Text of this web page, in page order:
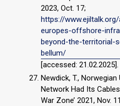
2023, Oct. 17;
https://
europes-offshore-
beyond-the-territorial-
bellum/
[accessed: 21.02.2025].
Newdick, T.,
Network Had Its
War Zone’ 2021, Nov.